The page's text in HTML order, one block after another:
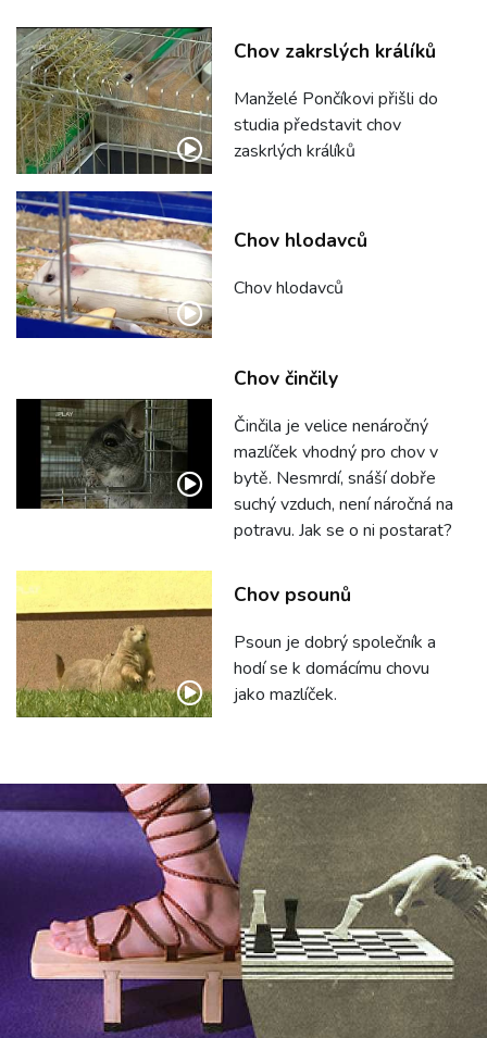
Chov zakrslých králíků
Manželé Pončíkovi přišli do
studia představit chov
zaskrlých králíků
Chov hlodavců
Chov hlodavců
Chov činčily
Činčila je velice nenáročný
mazlíček vhodný pro chov v
bytě. Nesmrdí, snáší dobře
suchý vzduch, není náročná na
potravu. Jak se o ni postarat?
Chov psounů
Psoun je dobrý společník a
hodí se k domácímu chovu
jako mazlíček.